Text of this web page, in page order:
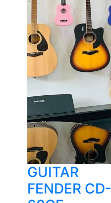
GUITAR
FENDER CD-